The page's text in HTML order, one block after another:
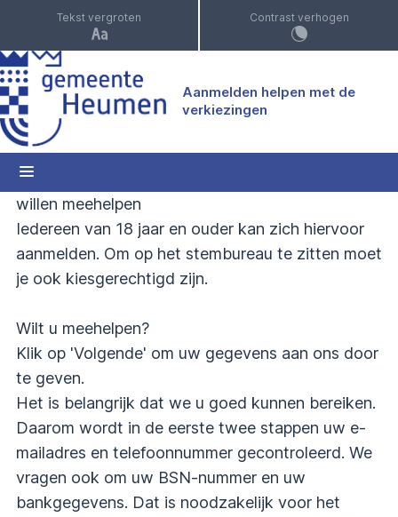
Tekst vergroten Contrast verhogen
Aanmelden helpen met de
verkiezingen
Nieuwe aanmelding
Woensdag 17 maart 2027 vinden de verkiezingen
voor de Provinciale Staten en Waterschap plaats.
We zijn altijd op zoek naar tellers en
stembureauleden die tijdens de verkiezingen
willen meehelpen
Iedereen van 18 jaar en ouder kan zich hiervoor
aanmelden. Om op het stembureau te zitten moet
je ook kiesgerechtigd zijn.
Wilt u meehelpen?
Klik op 'Volgende' om uw gegevens aan ons door
te geven.
Het is belangrijk dat we u goed kunnen bereiken.
Daarom wordt in de eerste twee stappen uw e-
mailadres en telefoonnummer gecontroleerd. We
vragen ook om uw BSN-nummer en uw
bankgegevens. Dat is noodzakelijk voor het